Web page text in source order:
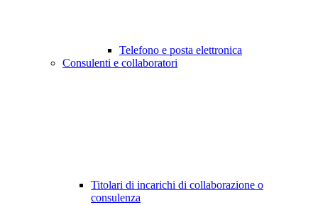
Telefono e posta elettronica
Consulenti e collaboratori
Titolari di incarichi di collaborazione o
consulenza